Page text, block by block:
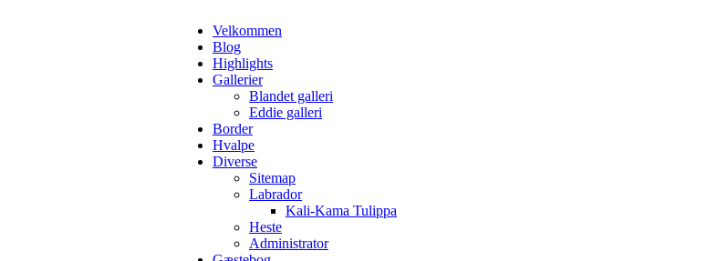
Velkommen
Blog
Highlights
Gallerier
Blandet galleri
Eddie galleri
Border
Hvalpe
Diverse
Sitemap
Labrador
Kali-Kama Tulippa
Heste
Administrator